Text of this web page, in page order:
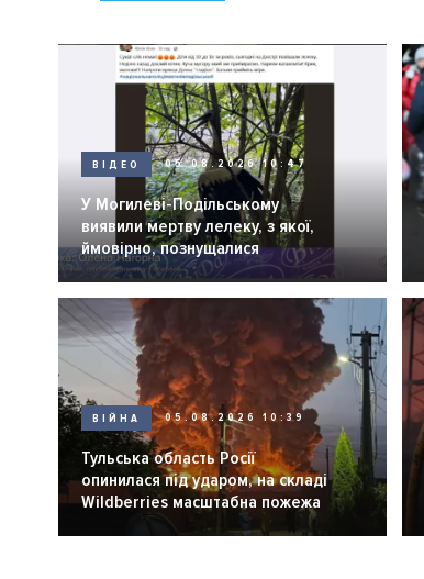
ВІДЕО 05.08.2026 10:47
У Могилеві-Подільському
виявили мертву лелеку, з якої,
ймовірно, познущалися
ВІЙНА 05.08.2026 10:39
Тульська область Росії
опинилася під ударом, на складі
Wildberries масштабна пожежа